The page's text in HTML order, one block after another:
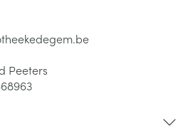
Peeters